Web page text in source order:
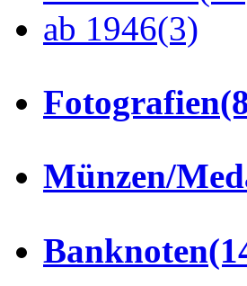
ab 1946(3)
Fotografien
Münzen/
Banknoten